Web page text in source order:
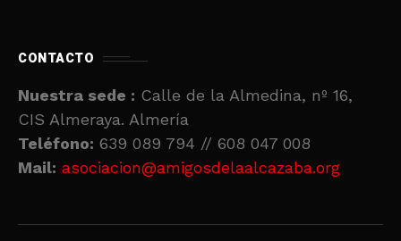
CONTACTO
Nuestra sede : Calle de la Almedina, nº 16,
CIS Almeraya. Almería
Teléfono: 639 089 794 // 608 047 008
Mail: asociacion@amigosdelaalcazaba.org